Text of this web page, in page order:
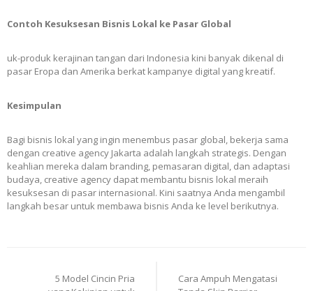
Contoh Kesuksesan Bisnis Lokal ke Pasar Global
uk-produk kerajinan tangan dari Indonesia kini banyak dikenal di
pasar Eropa dan Amerika berkat kampanye digital yang kreatif.
Kesimpulan
Bagi bisnis lokal yang ingin menembus pasar global, bekerja sama
dengan creative agency Jakarta adalah langkah strategis. Dengan
keahlian mereka dalam branding, pemasaran digital, dan adaptasi
budaya, creative agency dapat membantu bisnis lokal meraih
kesuksesan di pasar internasional. Kini saatnya Anda mengambil
langkah besar untuk membawa bisnis Anda ke level berikutnya.
5 Model Cincin Pria
Cara Ampuh Mengatasi